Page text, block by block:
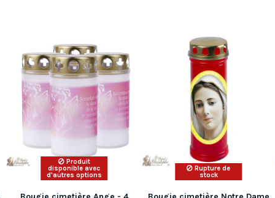
Produit
disponible avec
d'autres options
Rupture de
stock